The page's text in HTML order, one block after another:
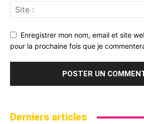
Enregistrer mon nom, email et site
pour la prochaine fois que je
Derniers articles